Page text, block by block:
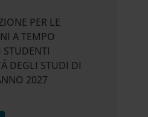
per
ed
funzionalità
e per analizzare il
PER LE
A TEMPO
STUDENTI
DEGLI STUDI DI
2027